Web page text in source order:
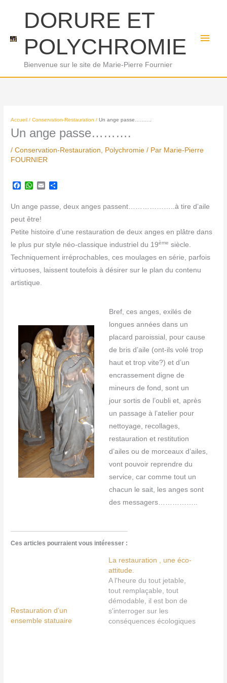
DORURE ET
POLYCHROMIE
Bienvenue sur le site de Marie-Pierre Fournier
Accueil Conservation-Restauration Un ange passe……….
Un ange passe……….
/Conservation-Restauration Polychromie / Par Marie-Pierre
FOURNIER
F
e
b
o
k
W
t
s
p
p
E
i
t
e
r
Un ange passe, deux anges passent………………..à tire d’aile
peut être!
Petite histoire d’une restauration de deux anges en plâtre dans
le plus pur style néo-classique industriel du 19ème siècle.
Techniquement irréprochables, ces moulages en série, parfois
virtuoses, laissent toutefois à désirer sur le plan du contenu
artistique.
Bref, ces anges, exilés de
longues années dans un
placard paroissial, pour cause
de bris d’aile (ont-ils volé trop
haut et trop vite?) et d’un
encrassement digne de
mineurs de fond, sont un
jour sortis de l’oubli et, après
un passage à l’atelier pour
nettoyage, recollages,
restauration et restitution
d’ailes ou de morceaux d’ailes,
vont pouvoir reprendre du
service, car comme tout un
chacun le sait, les anges sont
des messagers……………..
Ces articles pourraient vous intéresser :
Restauration d’un
ensemble statuaire
La restauration , une éco-
attitude.
A l'heure du tout jetable,
tout remplaçable, tout
démodable, il est bon de
s'interroger sur les
conséquences écologiques